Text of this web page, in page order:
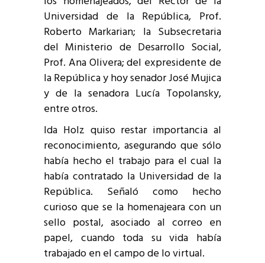
Universidad de la República, Prof.
Roberto Markarian; la Subsecretaria
del Ministerio de Desarrollo Social,
Prof. Ana Olivera; del expresidente de
la República y hoy senador José Mujica
y de la senadora Lucía Topolansky,
entre otros.
Ida Holz quiso restar importancia al
reconocimiento, asegurando que sólo
había hecho el trabajo para el cual la
había contratado la Universidad de la
República. Señaló como hecho
curioso que se la homenajeara con un
sello postal, asociado al correo en
papel, cuando toda su vida había
trabajado en el campo de lo virtual.